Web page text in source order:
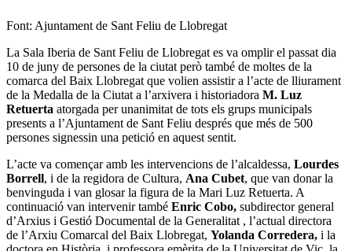
Font: Ajuntament de Sant Feliu de Llobregat
La Sala Iberia de Sant Feliu de Llobregat es va omplir el passat dia
10 de juny de persones de la ciutat però també de moltes de la
comarca del Baix Llobregat que volien assistir a l’acte de lliurament
de la Medalla de la Ciutat a l’arxivera i historiadora M. Luz
Retuerta atorgada per unanimitat de tots els grups municipals
presents a l’Ajuntament de Sant Feliu després que més de 500
persones signessin una petició en aquest sentit.
L’acte va començar amb les intervencions de l’alcaldessa, Lourdes
Borrell, i de la regidora de Cultura, Ana Cubet, que van donar la
benvinguda i van glosar la figura de la Mari Luz Retuerta. A
continuació van intervenir també Enric Cobo, subdirector general
d’Arxius i Gestió Documental de la Generalitat , l’actual directora
de l’Arxiu Comarcal del Baix Llobregat, Yolanda Corredera, i la